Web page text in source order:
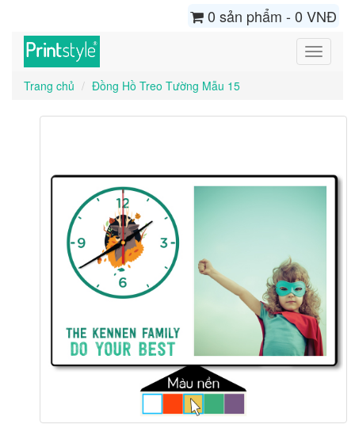
0 sản phẩm - 0 VNĐ
Toggle
Trang chủ
Đồng Hồ Treo Tường Mẫu 15